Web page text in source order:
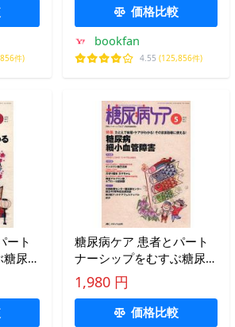
件)
価格比較
bookfan
4.55 (125,856件)
ート
尿病
糖尿病ケア 患者とパート
ナーシップをむすぶ糖尿病
療養援助 Vol.7No.5(2010-
5)
1,980 円
価格比較